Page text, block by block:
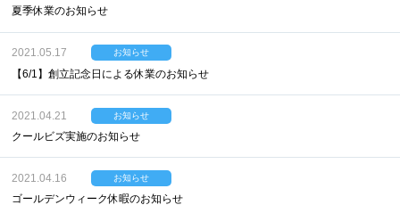
夏季休業のお知らせ
2021.05.17 お知らせ
【6/1】創立記念日による休業のお知らせ
2021.04.21 お知らせ
クールビズ実施のお知らせ
2021.04.16 お知らせ
ゴールデンウィーク休暇のお知らせ